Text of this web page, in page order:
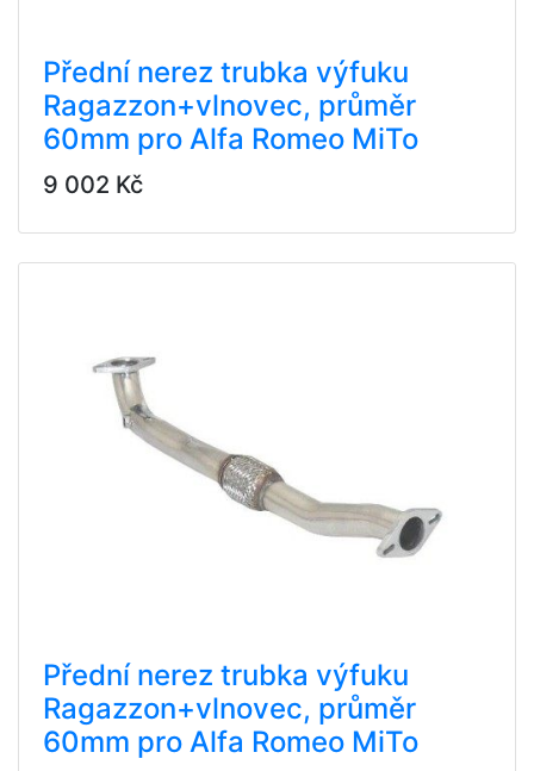
Přední nerez trubka výfuku
Ragazzon+vlnovec, průměr
60mm pro Alfa Romeo MiTo
9 002 Kč
Přední nerez trubka výfuku
Ragazzon+vlnovec, průměr
60mm pro Alfa Romeo MiTo